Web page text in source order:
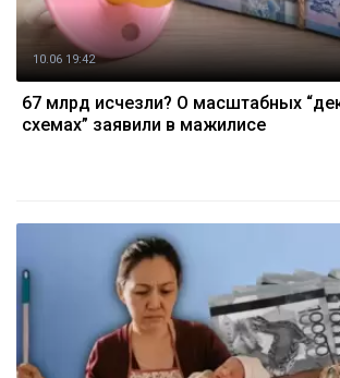
10.06 19:42
67 млрд исчезли? О масштабных
схемах” заявили в мажилисе